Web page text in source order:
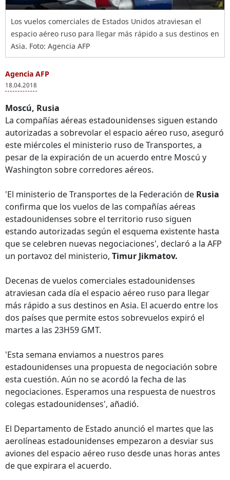
Los vuelos comerciales de Estados Unidos atraviesan el
espacio aéreo ruso para llegar más rápido a sus destinos en
Asia. Foto: Agencia AFP
Agencia AFP
18.04.2018
Moscú, Rusia
La compañías aéreas estadounidenses siguen estando
autorizadas a sobrevolar el espacio aéreo ruso, aseguró
este miércoles el ministerio ruso de Transportes, a
pesar de la expiración de un acuerdo entre Moscú y
Washington sobre corredores aéreos.
'El ministerio de Transportes de la Federación de Rusia
confirma que los vuelos de las compañías aéreas
estadounidenses sobre el territorio ruso siguen
estando autorizadas según el esquema existente hasta
que se celebren nuevas negociaciones', declaró a la AFP
un portavoz del ministerio, Timur Jikmatov.
Decenas de vuelos comerciales estadounidenses
atraviesan cada día el espacio aéreo ruso para llegar
más rápido a sus destinos en Asia. El acuerdo entre los
dos países que permite estos sobrevuelos expiró el
martes a las 23H59 GMT.
'Esta semana enviamos a nuestros pares
estadounidenses una propuesta de negociación sobre
esta cuestión. Aún no se acordó la fecha de las
negociaciones. Esperamos una respuesta de nuestros
colegas estadounidenses', añadió.
El Departamento de Estado anunció el martes que las
aerolíneas estadounidenses empezaron a desviar sus
aviones del espacio aéreo ruso desde unas horas antes
de que expirara el acuerdo.